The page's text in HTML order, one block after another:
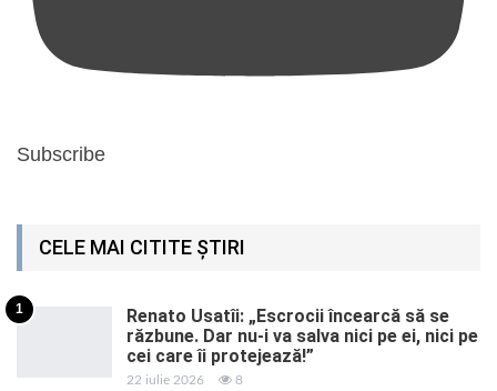
Subscribe
CELE MAI CITITE ȘTIRI
1
Renato Usatîi: „Escrocii încearcă să se
răzbune. Dar nu-i va salva nici pe ei, nici pe
cei care îi protejează!”
22 iulie 2026 8